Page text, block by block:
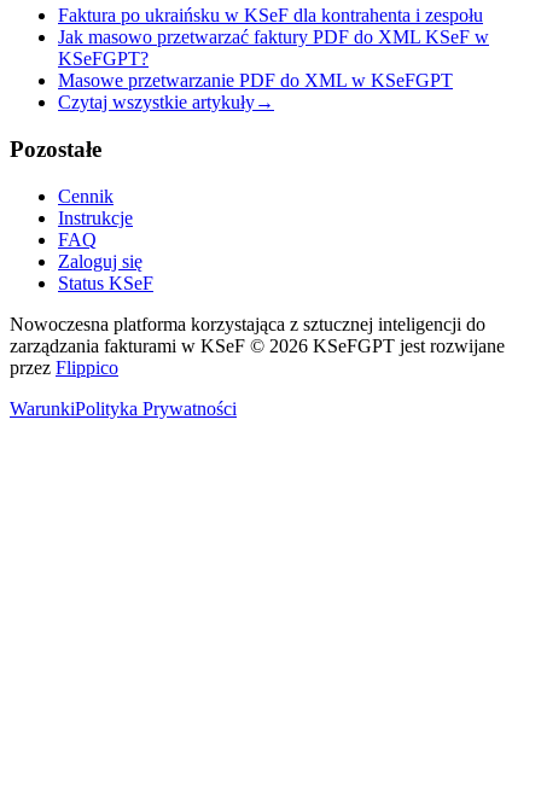
Faktura po ukraińsku w KSeF dla kontrahenta i zespołu
Jak masowo przetwarzać faktury PDF do XML KSeF w
KSeFGPT?
Masowe przetwarzanie PDF do XML w KSeFGPT
Czytaj wszystkie artykuły→
Pozostałe
Cennik
Instrukcje
FAQ
Zaloguj się
Status KSeF
Nowoczesna platforma korzystająca z sztucznej inteligencji do
zarządzania fakturami w KSeF © 2026 KSeFGPT jest rozwijane
przez Flippico
WarunkiPolityka Prywatności